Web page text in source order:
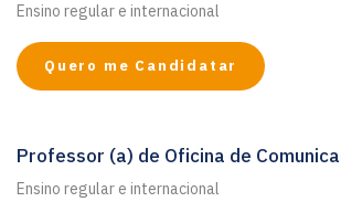
Ensino regular e internacional
Quero me Candidatar
Professor (a) de Oficina de
Ensino regular e internacional